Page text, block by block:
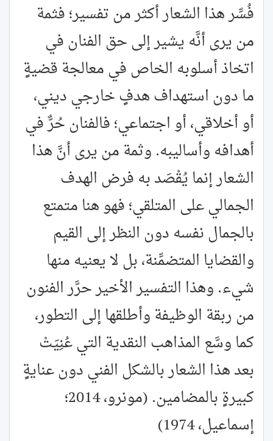
فُسِّر هذا الشعار أكثر من تفسير؛ فثمة
من يرى أنَّه يشير إلى حق الفنان في
اتخاذ أسلوبه الخاص في معالجة قضيةٍ
ما دون استهداف هدفٍ خارجي ديني،
أو أخلاقي، أو اجتماعي؛ فالفنان حُرٌّ في
أهدافه وأساليبه. وثمة من يرى أنَّ هذا
الشعار إنما يُقْصَد به فرض الهدف
الجمالي على المتلقي؛ فهو هنا متمتع
بالجمال نفسه دون النظر إلى القيم
والقضايا المتضمِّنة، بل لا يعنيه منها
شيء. وهذا التفسير الأخير حرَّر الفنون
من ربقة الوظيفة وأطلقها إلى التطور،
كما وسَّع المذاهب النقدية التي عُنِيَتْ
بعد هذا الشعار بالشكل الفني دون عنايةٍ
كبيرةٍ بالمضامين. (مونرو، 2014؛
إسماعيل، 1974)